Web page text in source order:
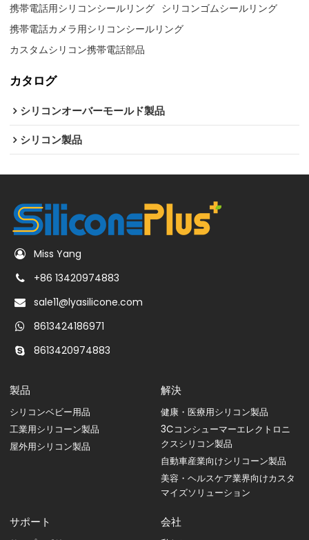
携帯電話用シリコンシールリング シリコンゴムシールリング
携帯電話カメラ用シリコンシールリング
カスタムシリコン携帯電話部品
カタログ
シリコンオーバーモールド製品
シリコン製品
Miss Yang
+86 13420974883
sale11@lyasilicone.com
8613424186971
8613420974883
製品
シリコンベビー用品
工業用シリコーン製品
屋外用シリコン製品
解決
健康・医療用シリコン製品
3Cコンシューマーエレクトロニ
クスシリコン製品
自動車産業向けシリコーン製品
美容・ヘルスケア業界向けカスタ
マイズソリューション
サポート 会社